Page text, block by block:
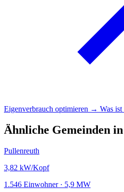
Eigenverbrauch optimieren → Was
Ähnliche Gemeinden
Pullenreuth
3,82 kW/Kopf
1.546 Einwohner · 5,9 MW